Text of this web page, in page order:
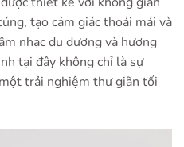
tạo cảm giác thoải mái và
nhạc du dương và hương
tại đây không chỉ là sự
trải nghiệm thư giãn tối